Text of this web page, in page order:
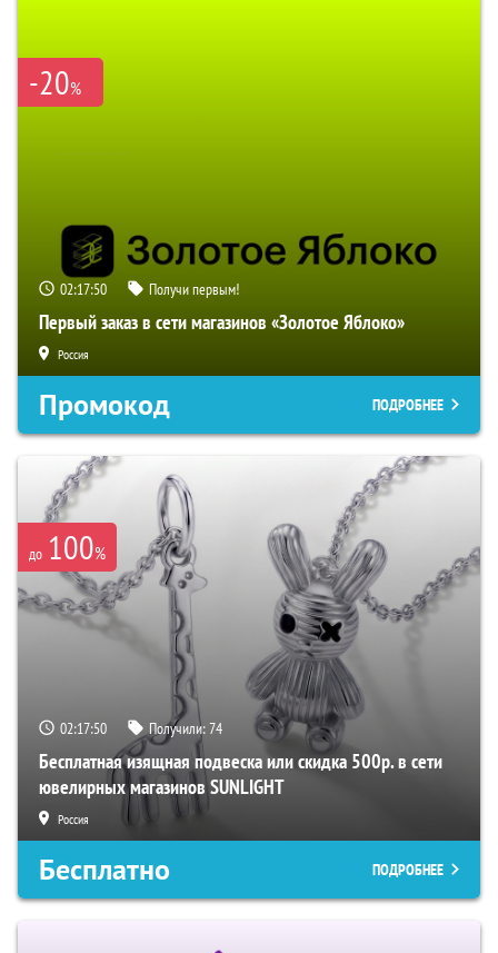
-20%
02:17:49 Получи первым!
Первый заказ в сети магазинов «Золотое Яблоко»
Россия
Промокод ПОДРОБНЕЕ
до 100%
02:17:49 Получили:74
Бесплатная изящная подвеска или скидка 500р. в сети
ювелирных магазинов SUNLIGHT
Россия
Бесплатно ПОДРОБНЕЕ